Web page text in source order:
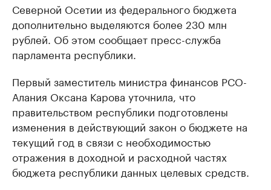
Северной Осетии из федерального бюджета
дополнительно выделяются более 230 млн
рублей. Об этом сообщает пресс-служба
парламента республики.
Первый заместитель министра финансов РСО-
Алания Оксана Карова уточнила, что
правительством республики подготовлены
изменения в действующий закон о бюджете на
текущий год в связи с необходимостью
отражения в доходной и расходной частях
бюджета республики данных целевых средств.